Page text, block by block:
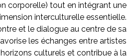
corporelle) tout en intégrant une
interculturelle essentielle.
et le dialogue au centre de sa
les échanges entre artistes
culturels et contribue à la